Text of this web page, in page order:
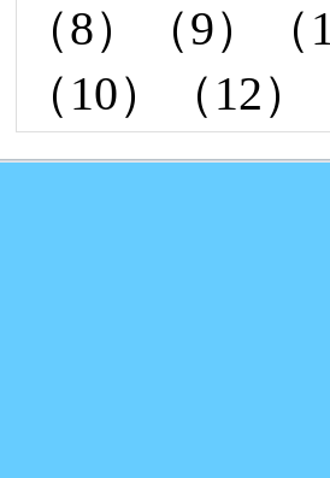
（8）（9）
（10）（12